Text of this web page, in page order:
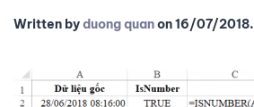
Written byduong quanon16/07/2018.